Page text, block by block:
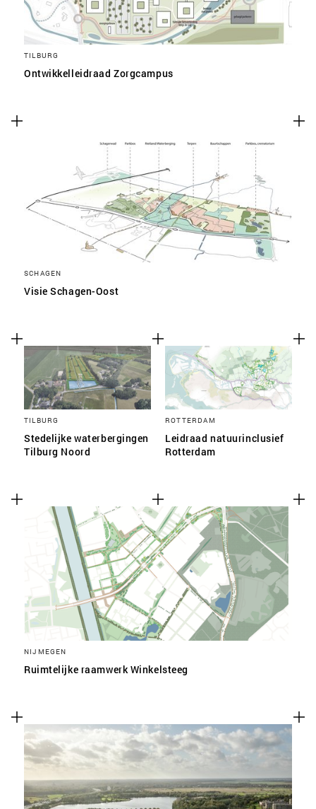
TILBURG
Ontwikkelleidraad Zorgcampus
SCHAGEN
Visie Schagen-Oost
TILBURG
Stedelijke waterbergingen
Tilburg Noord
ROTTERDAM
Leidraad natuurinclusief
Rotterdam
NIJMEGEN
Ruimtelijke raamwerk Winkelsteeg